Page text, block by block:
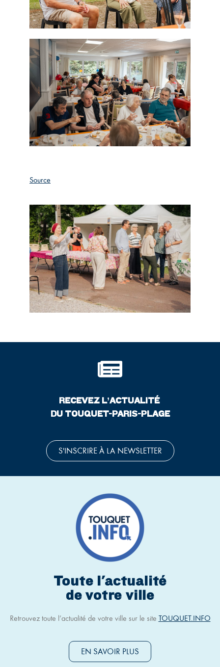
Source
RECEVEZ L’ACTUALITÉ
DU TOUQUET-PARIS-PLAGE
S'INSCRIRE À LA NEWSLETTER
Toute l'actualité
de votre ville
Retrouvez toute l’actualité de votre ville sur le site TOUQUET.INFO
EN SAVOIR PLUS